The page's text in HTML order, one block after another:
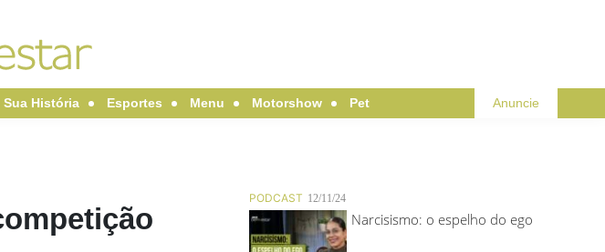
Sua História Esportes Menu Motorshow Pet Anuncie